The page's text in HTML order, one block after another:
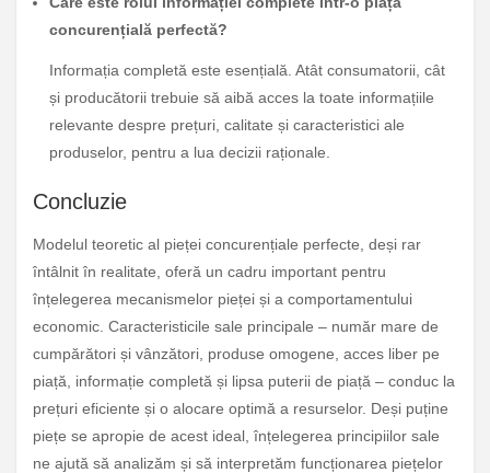
concurențială perfectă?
Informația completă este esențială. Atât consumatorii, cât
și producătorii trebuie să aibă acces la toate informațiile
relevante despre prețuri, calitate și caracteristici ale
produselor, pentru a lua decizii raționale.
Concluzie
Modelul teoretic al pieței concurențiale perfecte, deși rar
întâlnit în realitate, oferă un cadru important pentru
înțelegerea mecanismelor pieței și a comportamentului
economic. Caracteristicile sale principale – număr mare de
cumpărători și vânzători, produse omogene, acces liber pe
piață, informație completă și lipsa puterii de piață – conduc la
prețuri eficiente și o alocare optimă a resurselor. Deși puține
piețe se apropie de acest ideal, înțelegerea principiilor sale
ne ajută să analizăm și să interpretăm funcționarea piețelor